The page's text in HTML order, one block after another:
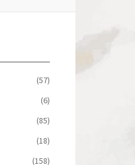
(57)
(6)
(85)
(18)
(158)